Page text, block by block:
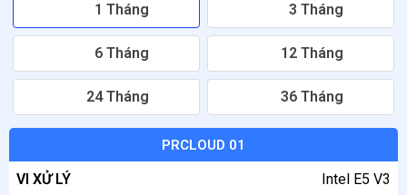
1 Tháng 3 Tháng
6 Tháng 12 Tháng
24 Tháng 36 Tháng
DỊCH
VỤ
PRCLOUD 01
VI XỬ LÝ Intel E5 V3